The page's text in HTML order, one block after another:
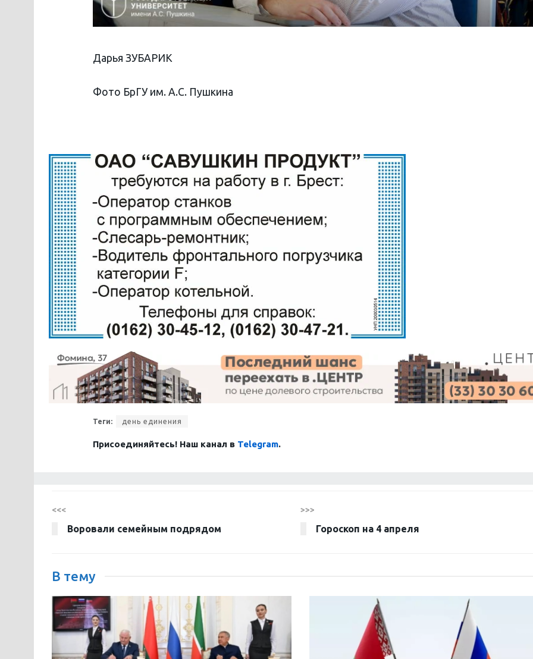
Дарья ЗУБАРИК
Фото БрГУ им. А.С. Пушкина
Теги: день единения
Присоединяйтесь! Наш канал в Telegram.
<<<
Воровали семейным подрядом
>>>
Гороскоп на 4 апреля
В тему